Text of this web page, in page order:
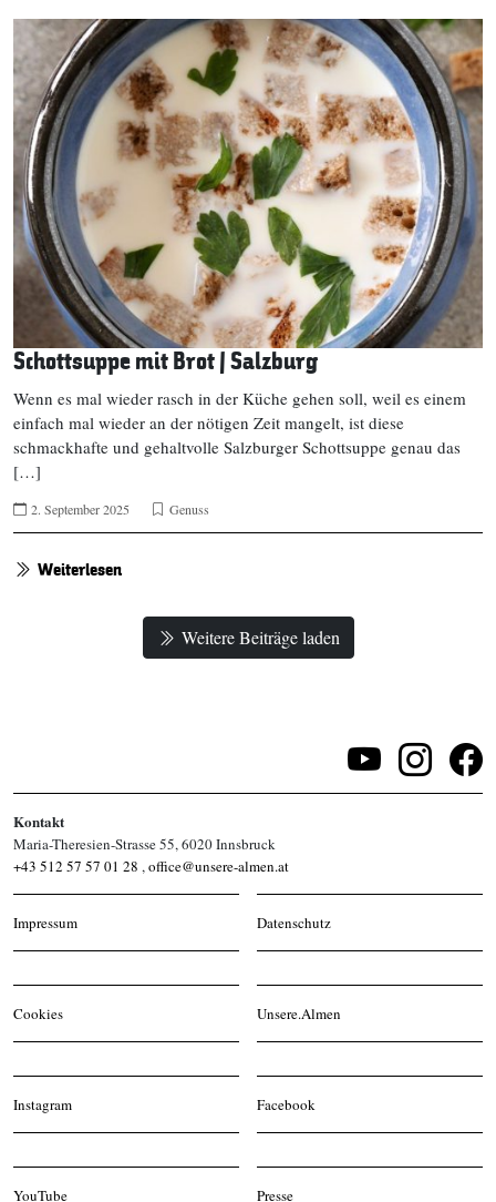
Schottsuppe mit Brot | Salzburg
Wenn es mal wieder rasch in der Küche gehen soll, weil es einem
einfach mal wieder an der nötigen Zeit mangelt, ist diese
schmackhafte und gehaltvolle Salzburger Schottsuppe genau das
[…]
2. September 2025 Genuss
Weiterlesen
Weitere Beiträge laden
Kontakt
Maria-Theresien-Strasse 55, 6020 Innsbruck
+43 512 57 57 01 28 ,office@unsere-almen.at
Impressum Datenschutz
Cookies Unsere.Almen
Instagram Facebook
YouTube Presse